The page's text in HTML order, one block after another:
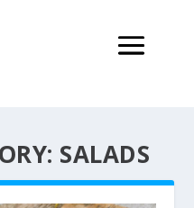
SALADS